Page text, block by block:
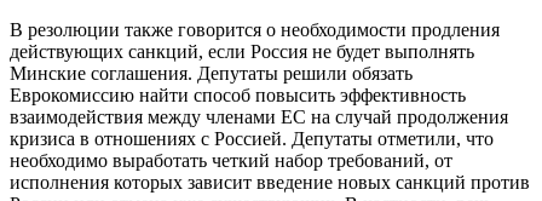
В резолюции также говорится о необходимости продления
действующих санкций, если Россия не будет выполнять
Минские соглашения. Депутаты решили обязать
Еврокомиссию найти способ повысить эффективность
взаимодействия между членами ЕС на случай продолжения
кризиса в отношениях с Россией. Депутаты отметили, что
необходимо выработать четкий набор требований, от
исполнения которых зависит введение новых санкций против